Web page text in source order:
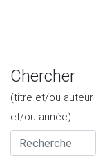
Chercher
(titre et/ou auteur
et/ou année)